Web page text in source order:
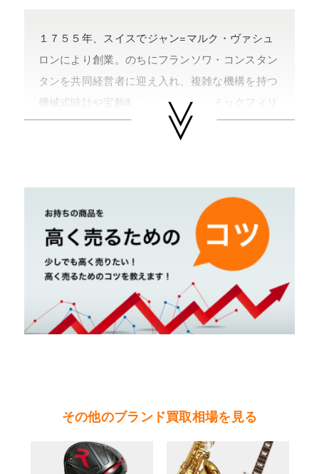
１７５５年、スイスでジャン=マルク・ヴァシュ
ロンにより創業。のちにフランソワ・コンスタン
タンを共同経営者に迎え入れ、複雑な機構を持つ
機械式時計や宝飾時計を製作し、パテックフィリ
ップとオーデマピゲとともに世界三大時計メーカ
ーの一つとして数えられるまでとなる。マルタ十
ープ傘下ブランド。代表作にオーヴァーシーズ、
パトリモニー、ロイヤルイーグル、マルタなどが
ある。
やまご質店 ヴァシュロン・コンスタンタンの買
茨城県 県央地区（水戸市・ひたちなか市・茨城
町・小美玉市・笠間市・東海村・大洗町・城里
茨城県 鹿行地区（鉾田市・行方市・鹿嶋市・石
岡市・潮来市・神栖市）
茨城県 県南地区（石岡市・かすみがうら市・土
その他のブランド買取相場を見る